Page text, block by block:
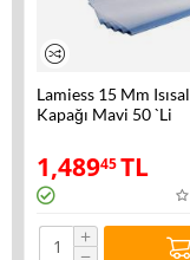
Lamiess 15 Mm
Kapağı Mavi 50 `Li
1,48945TL
+